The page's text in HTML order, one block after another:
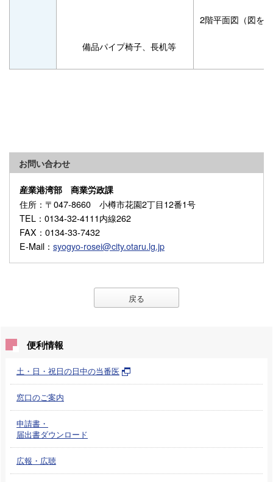
備品パイプ椅子、長机等
2階平面図（図を
お問い合わせ
産業港湾部 商業労政課
住所 ：〒047-8660 小樽市花園2丁目12番1号
TEL ：0134-32-4111内線262
FAX ：0134-33-7432
E-Mail ： syogyo-rosei@city.otaru.lg.jp
戻る
便利情報
土・日・祝日の日中の当番医
窓口のご案内
申請書・
届出書ダウンロード
広報・広聴